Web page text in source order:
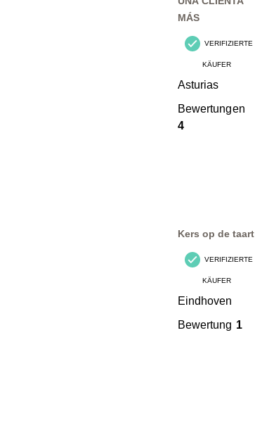
MÁS
VERIFIZIERTE
KÄUFER
Asturias
Bewertungen
4
Kers op de taart
VERIFIZIERTE
KÄUFER
Eindhoven
Bewertung 1